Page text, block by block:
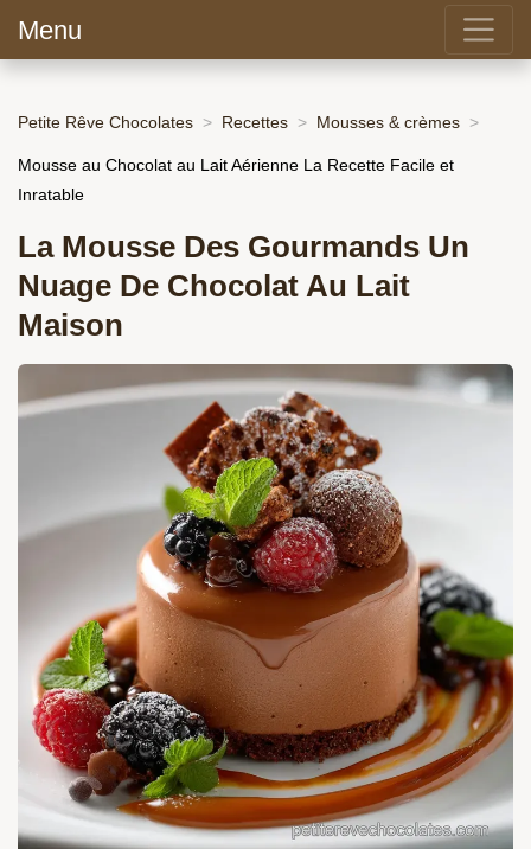
Menu
Petite Rêve Chocolates Recettes Mousses & crèmes
Mousse au Chocolat au Lait Aérienne La Recette Facile et
Inratable
La Mousse Des Gourmands Un
Nuage De Chocolat Au Lait
Maison